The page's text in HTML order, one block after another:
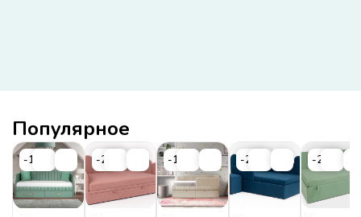
Популярное
-19% -20% -19% -20% -20%